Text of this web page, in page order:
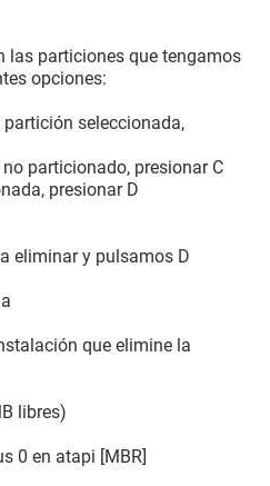
las particiones que tengamos
opciones:
seleccionada,
particionado, presionar C
presionar D
eliminar y pulsamos D
que elimine la
libres)
0 en atapi [MBR]